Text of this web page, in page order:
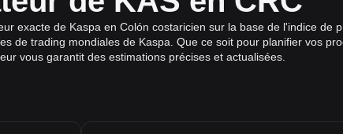
exacte de Kaspa en Colón costaricien sur la base de l'indice de
de trading mondiales de Kaspa. Que ce soit pour planifier vos
vous garantit des estimations précises et actualisées.